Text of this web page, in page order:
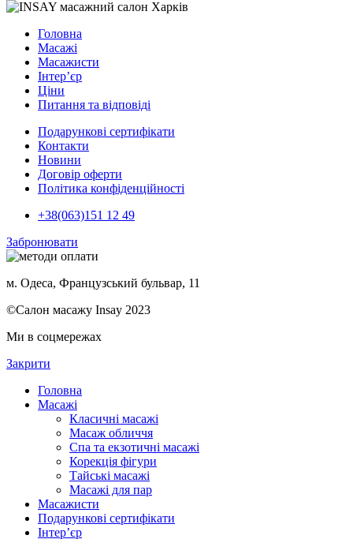
Головна
Масажі
Масажисти
Інтер’єр
Ціни
Питання та відповіді
Подарункові сертифікати
Контакти
Новини
Договір оферти
Політика конфіденційності
+38(063)151 12 49
Забронювати
м. Одеса, Французський бульвар, 11
©Салон масажу Insay 2023
Ми в соцмережах
Закрити
Головна
Масажі
Класичні масажі
Масаж обличчя
Спа та екзотичні масажі
Корекція фігури
Тайські масажі
Масажі для пар
Масажисти
Подарункові сертифікати
Інтер’єр